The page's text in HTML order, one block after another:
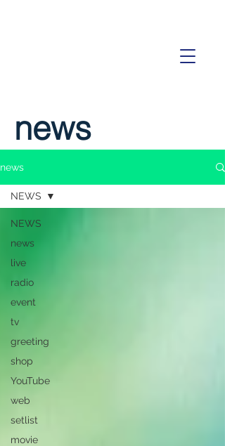
news
news
NEWS
news
live
radio
event
tv
greeting
shop
YouTube
web
setlist
movie
NEWS